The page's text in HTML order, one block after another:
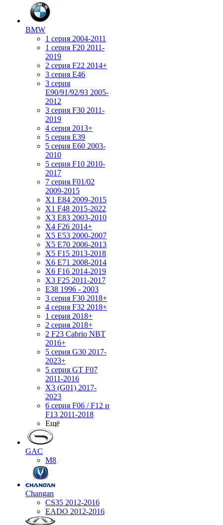
BMW
1 серия 2004-2011
1 серия F20 2011-
2019
2 серия F22 2014+
3 серия Е46
3 серия
E90/91/92/93 2005-
2012
3 серия F30 2011-
2019
4 серия 2013+
5 серия E39
5 серия E60 2003-
2010
5 серия F10 2010-
2017
7 серия F01/02
2009-2015
X1 E84 2009-2015
X1 F48 2015-2022
X3 E83 2003-2010
X4 F26 2014+
X5 E53 2000-2007
X5 E70 2006-2013
X5 F15 2013-2018
X6 E71 2008-2014
X6 F16 2014-2019
X3 F25 2011-2017
E38 1996 - 2003
3 серия F30 2018+
4 серия F32 2018+
1 серия 2018+
2 серия 2018+
2 F23 Cabrio NBT
2016+
5 серия G30 2017-
2023+
5 серия GT F07
2011-2016
X3 (G01) 2017-
2023
6 серия F06 / F12 и
F13 2011-2018
Ещё
GAC
M8
Changan
CS35 2012-2016
EADO 2012-2016